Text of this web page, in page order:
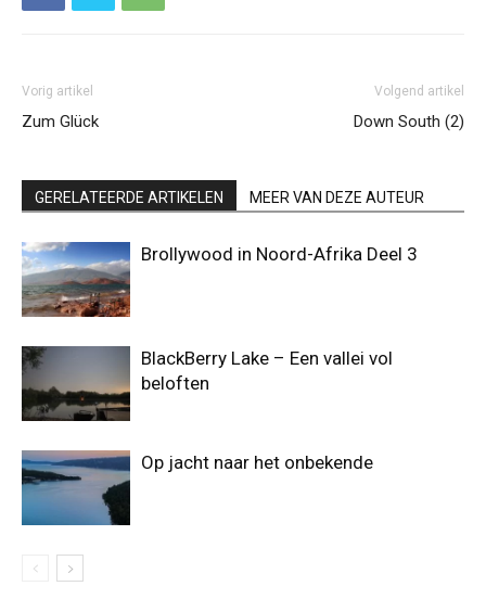
Vorig artikel
Zum Glück
Volgend artikel
Down South (2)
GERELATEERDE ARTIKELEN MEER VAN DEZE AUTEUR
Brollywood in Noord-Afrika Deel 3
BlackBerry Lake – Een vallei vol
beloften
Op jacht naar het onbekende